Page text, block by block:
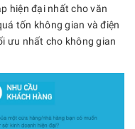
hiện đại nhất cho văn
tốn không gian và điện
ưu nhất cho không gian